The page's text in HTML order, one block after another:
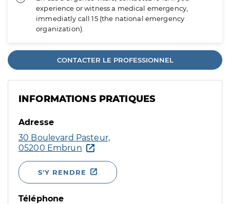
experience or witness a medical emergency,
immediatly call 15 (the national emergency
organization).
CONTACTER LE PROFESSIONNEL
INFORMATIONS PRATIQUES
Adresse
30 Boulevard Pasteur,
05200 Embrun
S'Y RENDRE
Téléphone